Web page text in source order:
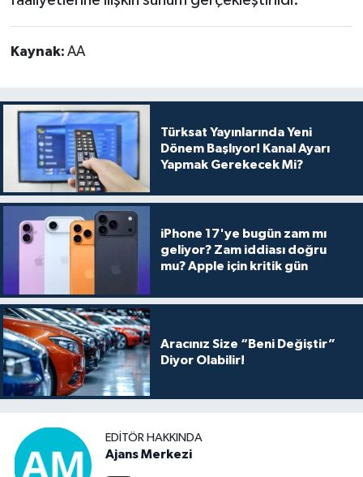
Kaynak: AA
Türksat Yayınlarında Yeni
Dönem Başlıyor! Kanal Ayarı
Yapmak Gerekecek Mi?
iPhone 17'ye bugün zam mı
geliyor? Zam iddiası doğru
mu? Apple için kritik gün
Aracınız Size “Beni Değiştir”
Diyor Olabilir!
EDITÖR HAKKINDA
Ajans Merkezi